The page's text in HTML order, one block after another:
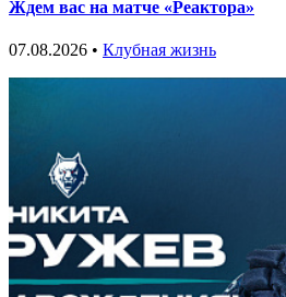
Ждем вас на матче «Реактора»
07.08.2026 • Клубная жизнь